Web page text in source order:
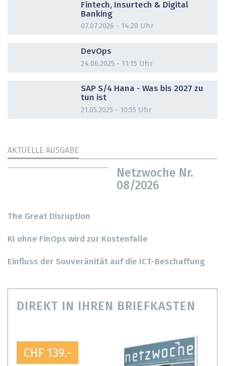
Fintech, Insurtech & Digital
Banking
07.07.2026 - 14:20 Uhr
DevOps
24.06.2025 - 11:15 Uhr
SAP S/4 Hana - Was bis 2027 zu
tun ist
21.05.2025 - 10:55 Uhr
AKTUELLE AUSGABE
Netzwoche Nr.
08/2026
The Great Disruption
KI ohne FinOps wird zur Kostenfalle
Einfluss der Souveränität auf die ICT-Beschaffung
DIREKT IN IHREN BRIEFKASTEN
CHF 139.-